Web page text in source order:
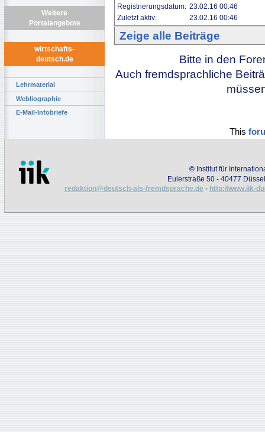
Weitere
Portalangebote
wirtschafts-
deutsch.de
Lehrmaterial
Webliographie
E-Mail-Infobriefe
Registrierungsdatum: 23.02.16 00:46
Zuletzt aktiv:
23.02.16 00:46
Zeige alle Beiträge
Bitte in den
Auch fremdsprachliche
This
© Institut für
Eulerstraße 50 - 40477
redaktion@deutsch-als-fremdsprache.de - http://www.iik-